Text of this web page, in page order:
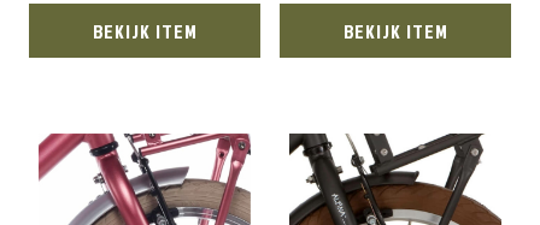
BEKIJK ITEM BEKIJK ITEM